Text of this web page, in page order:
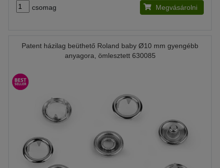
csomag Megvásárolni
Patent házilag beüthető Roland baby Ø10 mm gyengébb
anyagora, ömlesztett 630085